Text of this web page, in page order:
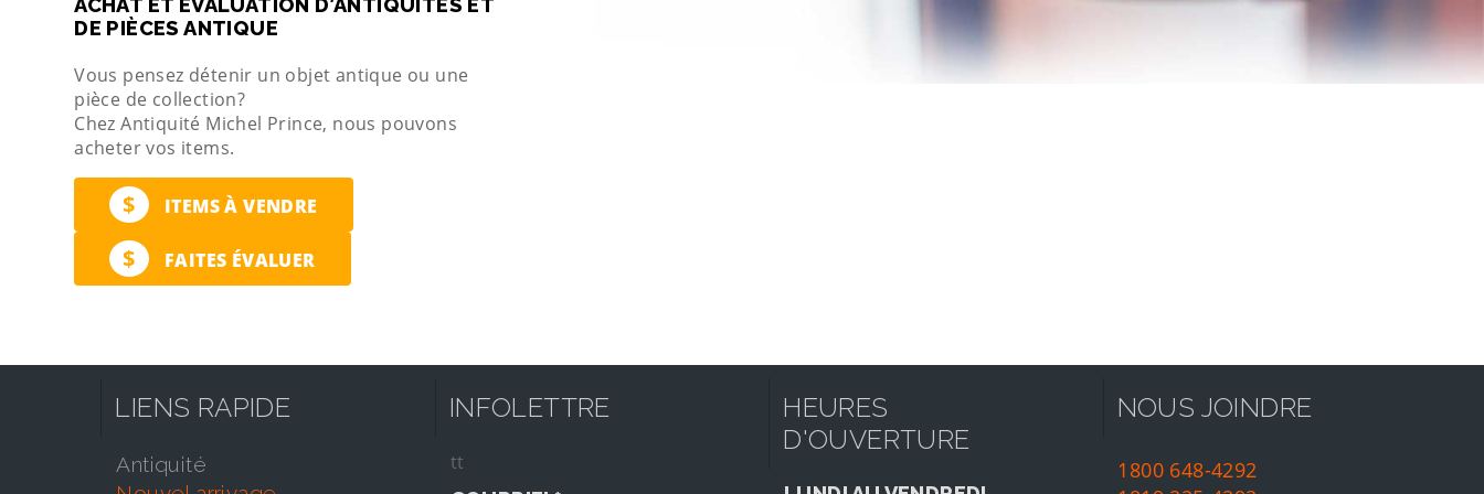
DE PIÈCES ANTIQUE
Vous pensez détenir un objet antique ou une
pièce de collection?
Chez Antiquité Michel Prince, nous pouvons
acheter vos items.
$ ITEMS À VENDRE
$ FAITES ÉVALUER
LIENS RAPIDE
antiquité
INFOLETTRE
tt
HEURES
D'OUVERTURE
NOUS JOINDRE
1800 648-4292